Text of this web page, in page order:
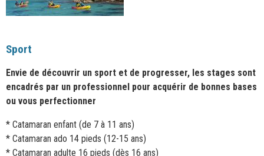
Sport
Envie de découvrir un sport et de progresser, les stages sont
encadrés par un professionnel pour acquérir de bonnes bases
ou vous perfectionner
* Catamaran enfant (de 7 à 11 ans)
* Catamaran ado 14 pieds (12-15 ans)
* Catamaran adulte 16 pieds (dès 16 ans)